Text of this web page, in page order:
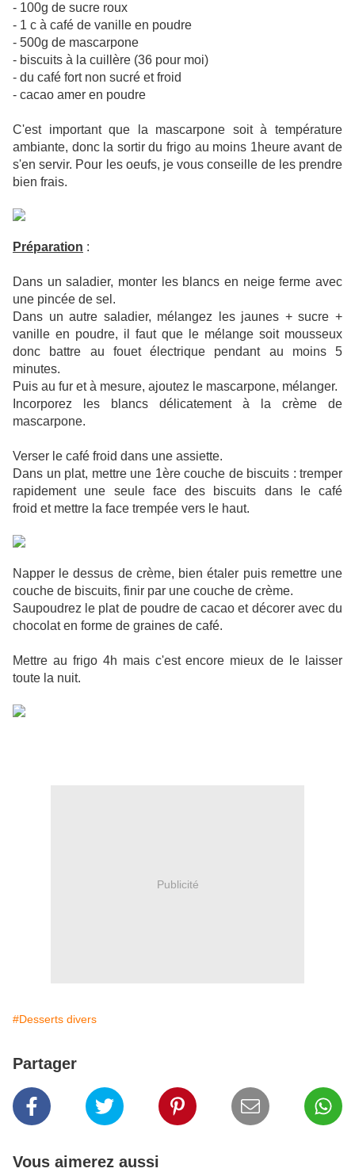
- 100g de sucre roux
- 1 c à café de vanille en poudre
- 500g de mascarpone
- biscuits à la cuillère (36 pour moi)
- du café fort non sucré et froid
- cacao amer en poudre
C'est important que la mascarpone soit à température
ambiante, donc la sortir du frigo au moins 1heure avant de
s'en servir. Pour les oeufs, je vous conseille de les prendre
bien frais.
Préparation :
Dans un saladier, monter les blancs en neige ferme avec
une pincée de sel.
Dans un autre saladier, mélangez les jaunes + sucre +
vanille en poudre, il faut que le mélange soit mousseux
donc battre au fouet électrique pendant au moins 5
minutes.
Puis au fur et à mesure, ajoutez le mascarpone, mélanger.
Incorporez les blancs délicatement à la crème de
mascarpone.
Verser le café froid dans une assiette.
Dans un plat, mettre une 1ère couche de biscuits : tremper
rapidement une seule face des biscuits dans le café
froid et mettre la face trempée vers le haut.
Napper le dessus de crème, bien étaler puis remettre une
couche de biscuits, finir par une couche de crème.
Saupoudrez le plat de poudre de cacao et décorer avec du
chocolat en forme de graines de café.
Mettre au frigo 4h mais c'est encore mieux de le laisser
toute la nuit.
Publicité
#Desserts divers
Partager
Vous aimerez aussi